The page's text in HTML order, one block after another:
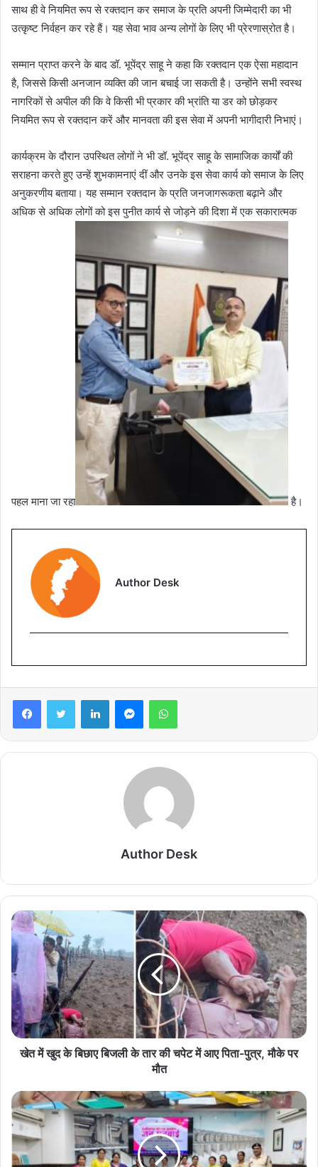
साथ ही वे नियमित रूप से रक्तदान कर समाज के प्रति अपनी जिम्मेदारी का भी
उत्कृष्ट निर्वहन कर रहे हैं। यह सेवा भाव अन्य लोगों के लिए भी प्रेरणास्रोत है।
सम्मान प्राप्त करने के बाद डॉ. भूपेंद्र साहू ने कहा कि रक्तदान एक ऐसा महादान
है, जिससे किसी अनजान व्यक्ति की जान बचाई जा सकती है। उन्होंने सभी स्वस्थ
नागरिकों से अपील की कि वे किसी भी प्रकार की भ्रांति या डर को छोड़कर
नियमित रूप से रक्तदान करें और मानवता की इस सेवा में अपनी भागीदारी निभाएं।
कार्यक्रम के दौरान उपस्थित लोगों ने भी डॉ. भूपेंद्र साहू के सामाजिक कार्यों की
सराहना करते हुए उन्हें शुभकामनाएं दीं और उनके इस सेवा कार्य को समाज के लिए
अनुकरणीय बताया। यह सम्मान रक्तदान के प्रति जनजागरूकता बढ़ाने और
अधिक से अधिक लोगों को इस पुनीत कार्य से जोड़ने की दिशा में एक सकारात्मक
पहल माना जा रहा है।
Author Desk
Author Desk
खेत में खुद के बिछाए बिजली के तार की चपेट में आए पिता-पुत्र, मौके पर
मौत